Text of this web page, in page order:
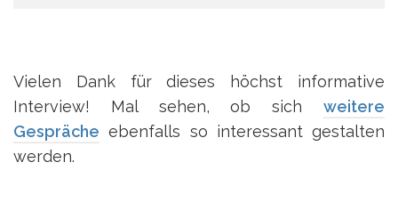
Vielen Dank für dieses höchst informative
Interview! Mal sehen, ob sich weitere
Gespräche ebenfalls so interessant gestalten
werden.